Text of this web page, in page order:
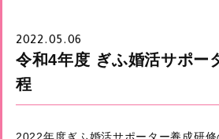
2022.05.06
令和4年度 ぎふ婚活サポー
程
2022年度ぎふ婚活サポーター養成研